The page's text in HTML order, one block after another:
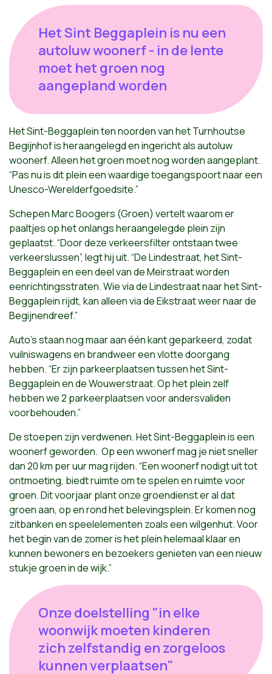
Het Sint Beggaplein is nu een
autoluw woonerf - in de lente
moet het groen nog
aangepland worden
Het Sint-Beggaplein ten noorden van het Turnhoutse
Begijnhof is heraangelegd en ingericht als autoluw
woonerf. Alleen het groen moet nog worden aangeplant.
“Pas nu is dit plein een waardige toegangspoort naar een
Unesco-Werelderfgoedsite.”
Schepen Marc Boogers (Groen) vertelt waarom er
paaltjes op het onlangs heraangelegde plein zijn
geplaatst. “Door deze verkeersfilter ontstaan twee
verkeerslussen”, legt hij uit. “De Lindestraat, het Sint-
Beggaplein en een deel van de Meirstraat worden
eenrichtingsstraten. Wie via de Lindestraat naar het Sint-
Beggaplein rijdt, kan alleen via de Eikstraat weer naar de
Begijnendreef.”
Auto’s staan nog maar aan één kant geparkeerd, zodat
vuilniswagens en brandweer een vlotte doorgang
hebben. “Er zijn parkeerplaatsen tussen het Sint-
Beggaplein en de Wouwerstraat. Op het plein zelf
hebben we 2 parkeerplaatsen voor andersvaliden
voorbehouden.”
De stoepen zijn verdwenen. Het Sint-Beggaplein is een
woonerf geworden. Op een wwonerf mag je niet sneller
dan 20 km per uur mag rijden. “Een woonerf nodigt uit tot
ontmoeting, biedt ruimte om te spelen en ruimte voor
groen. Dit voorjaar plant onze groendienst er al dat
groen aan, op en rond het belevingsplein. Er komen nog
zitbanken en speelelementen zoals een wilgenhut. Voor
het begin van de zomer is het plein helemaal klaar en
kunnen bewoners en bezoekers genieten van een nieuw
stukje groen in de wijk.”
Onze doelstelling "in elke
woonwijk moeten kinderen
zich zelfstandig en zorgeloos
kunnen verplaatsen"